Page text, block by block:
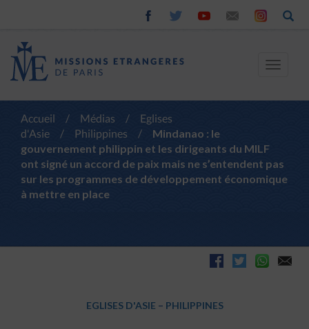
Toggle
Accueil / Médias /
Eglises
d'Asie
/ Philippines /
Mindanao : le
gouvernement philippin et les dirigeants du MILF
ont signé un accord de paix mais ne s’entendent pas
sur les programmes de développement économique
à mettre en place
EGLISES D'ASIE – PHILIPPINES